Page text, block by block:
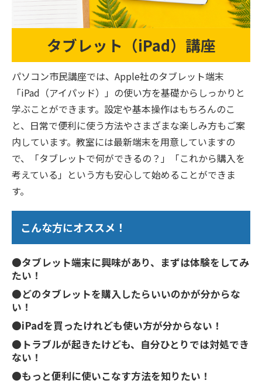
タブレット（iPad）講座
パソコン市民講座では、Apple社のタブレット端末
「iPad（アイパッド）」の使い方を基礎からしっかりと
学ぶことができます。設定や基本操作はもちろんのこ
と、日常で便利に使う方法やさまざまな楽しみ方もご案
内しています。教室には最新端末を用意していますの
で、「タブレットで何ができるの？」「これから購入を
考えている」という方も安心して始めることができま
す。
こんな方にオススメ！
●タブレット端末に興味があり、まずは体験をしてみ
たい！
●どのタブレットを購入したらいいのかが分からな
い！
●iPadを買ったけれども使い方が分からない！
●トラブルが起きたけども、自分ひとりでは対処でき
ない！
●もっと便利に使いこなす方法を知りたい！